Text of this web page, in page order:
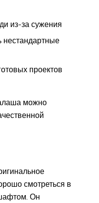
из-за сужения
нестандартные
проектов
можно
смотреться в
Он